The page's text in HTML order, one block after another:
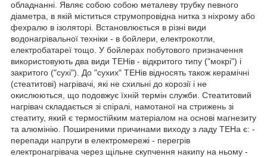
обладнанні. Являє собою собою металеву трубку певного
діаметра, в якій міститься струмопровідна нитка з ніхрому або
фехралю в ізоляторі. Встановлюється в різні види
водонагрівальної техніки - в бойлери, електрокотли,
електробатареї тощо. У бойлерах побутового призначення
використовують два види ТЕНів - відкритого типу ("мокрі") і
закритого ("сухі"). До "сухих" ТЕНів відносять також керамічні
(стеатитові) нагрівачі, які не схильні до корозії і не
окислюються, що подовжує їхній термін служби. Стеатитовий
нагрівач складається зі спіралі, намотаної на стрижень зі
стеатиту, який є термостійким матеріалом на основі магнезиту
та алюмінію. Поширеними причинами виходу з ладу ТЕНа є: -
перепади напруги в електромережі - перегрів
електронагрівача через щільне скупчення накипу на ньому -